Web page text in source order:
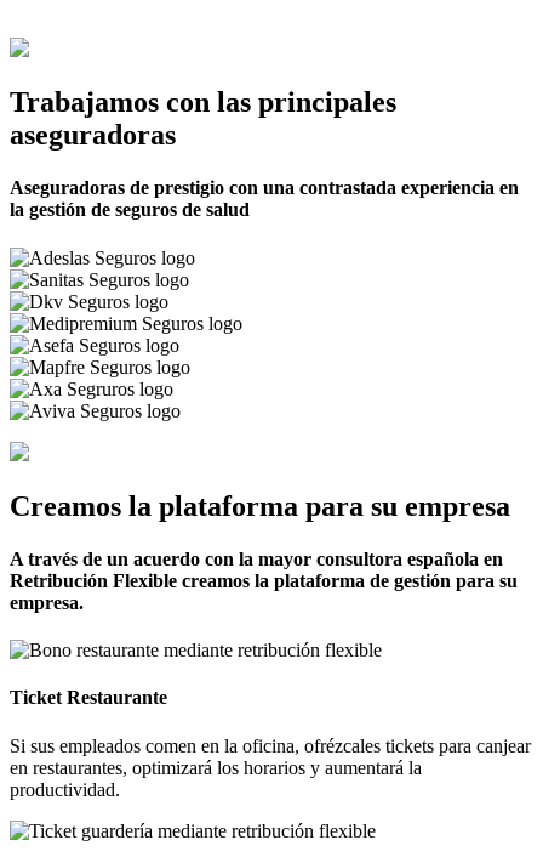
Trabajamos con las principales
aseguradoras
Aseguradoras de prestigio con una contrastada experiencia en
la gestión de seguros de salud
Creamos la plataforma para su empresa
A través de un acuerdo con la mayor consultora española en
Retribución Flexible creamos la plataforma de gestión para su
empresa.
Ticket Restaurante
Si sus empleados comen en la oficina, ofrézcales tickets para canjear
en restaurantes, optimizará los horarios y aumentará la
productividad.